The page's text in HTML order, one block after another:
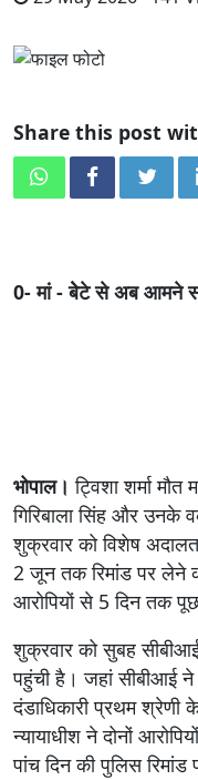
Share this post
0- मां - बेेटे से अब आमने
भोपाल। ट्विशा शर्मा मौत
गिरिबाला सिंह और उनके
शुक्रवार को विशेष
2 जून तक रिमांड पर लेने
आरोपियों से 5 दिन तक
शुक्रवार को सुबह सीबीआई
पहुंची है। जहां सीबीआई ने
दंडाधिकारी प्रथम श्रेणी
न्यायाधीश ने दोनों
पांच दिन की पुलिस